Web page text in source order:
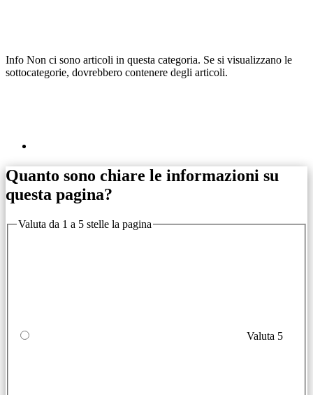
Info Non ci sono articoli in questa categoria. Se si visualizzano le
sottocategorie, dovrebbero contenere degli articoli.
Quanto sono chiare le informazioni su
questa pagina?
Valuta da 1 a 5 stelle la pagina
Valuta 5